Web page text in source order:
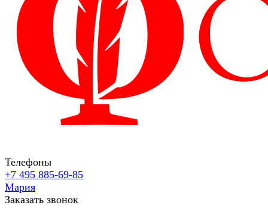
Телефоны
+7 495 885-69-85
Мария
Заказать звонок